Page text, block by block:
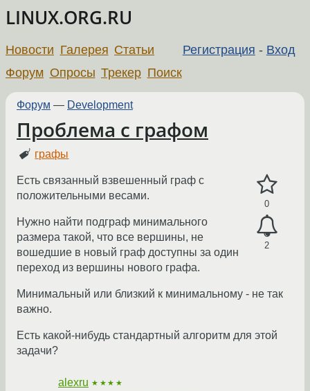
LINUX.ORG.RU
Регистрация - Вход
Новости Галерея Статьи
Форум Опросы Трекер Поиск
Форум — Development
Проблема с графом
графы
0
2
Есть связанный взвешенный граф с
положительными весами.
Нужно найти подграф минимального
размера такой, что все вершины, не
вошедшие в новый граф доступны за один
переход из вершины нового графа.
Минимальный или близкий к минимальному - не так
важно.
Есть какой-нибудь стандартный алгоритм для этой
задачи?
alexru ★★★★